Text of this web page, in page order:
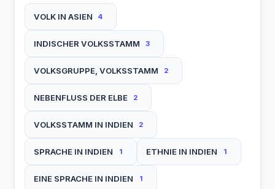
VOLK IN ASIEN 4
INDISCHER VOLKSSTAMM 3
VOLKSGRUPPE, VOLKSSTAMM 2
NEBENFLUSS DER ELBE 2
VOLKSSTAMM IN INDIEN 2
SPRACHE IN INDIEN 1 ETHNIE IN INDIEN 1
EINE SPRACHE IN INDIEN 1